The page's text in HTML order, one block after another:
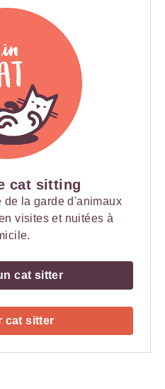
cat sitting
de la garde d'animaux
visites et nuitées à
cat sitter
cat sitter